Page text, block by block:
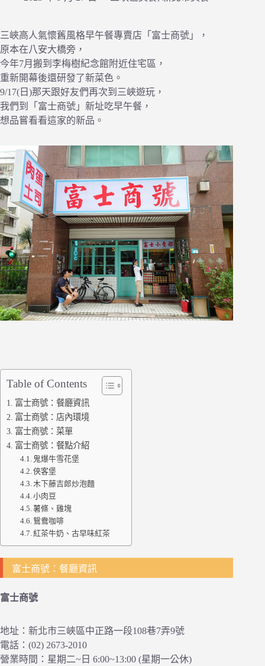
三峽高人氣懷舊風格早午餐專賣店「富士商號」，
原本在八安大橋旁，
今年7月搬到李梅樹紀念館附近住宅區，
重新開幕後還研發了新菜色。
9/17(日)那天跟好友們再次到三峽遊玩，
我們到「富士商號」新址吃早午餐，
想品嘗看看這家的新品。
Table of Contents
富士商號：餐廳資訊
富士商號：店內環境
富士商號：菜單
富士商號：餐點介紹
鬼爆牛雪花堡
俠客堡
木下藤吉郎炒泡麵
小肉豆
薯條、雞塊
鴛鴦咖啡
紅茶牛奶、古早味紅茶
富士商號：餐廳資訊
富士商號
地址：新北市三峽區中正路一段108巷7弄9號
電話：(02) 2673-2010
營業時間：星期二~日 6:00~13:00 (星期一公休)